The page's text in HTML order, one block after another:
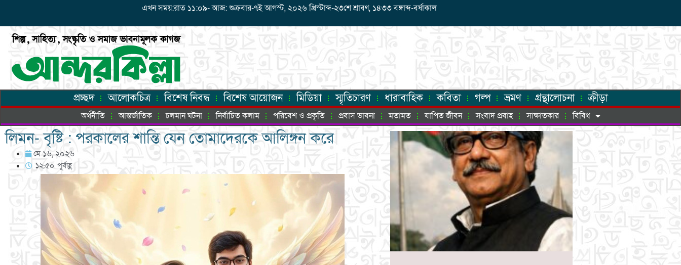
এখন সময়:রাত ১১:০৯- আজ: শুক্রবার-৭ই আগস্ট, ২০২৬ খ্রিস্টাব্দ-২৩শে শ্রাবণ, ১৪৩৩ বঙ্গাব্দ-বর্ষাকাল
প্রচ্ছদ আলোকচিত্র বিশেষ নিবন্ধ বিশেষ আয়োজন মিডিয়া স্মৃতিচারণ ধারাবাহিক কবিতা গল্প ভ্রমণ গ্রন্থালোচনা ক্রীড়া
অর্থনীতি আন্তর্জাতিক চলমান ঘটনা নির্বাচিত কলাম পরিবেশ ও প্রকৃতি প্রবাস ভাবনা মতামত যাপিত জীবন সংবাদ প্রবাহ সাক্ষাতকার বিবিধ
লিমন- বৃষ্টি : পরকালের শান্তি যেন তোমাদেরকে আলিঙ্গন করে
মে ১৬, ২০২৬
১২:৫০ পূর্বাহ্ণ